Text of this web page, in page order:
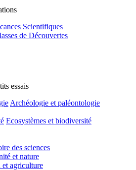
Scientifiques
de Découvertes
essais
Archéologie et paléontologie
Ecosystèmes et biodiversité
des sciences
et nature
et agriculture